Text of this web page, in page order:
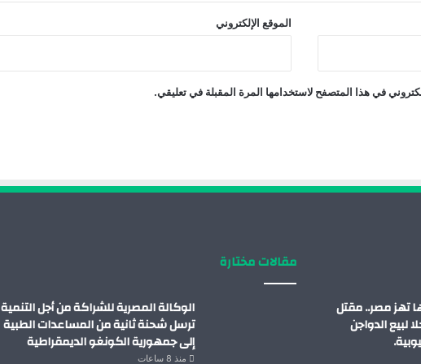
الموقع الإلكتروني
في هذا المتصفح لاستخدامها المرة المقبلة في تعليقي.
تهز مصر.. مقتل
لبيع الدواجن
مقالات مختارة
الوكالة المصرية للشراكة من أجل التنمية
ترسل شحنة ثانية من المساعدات الطبية
إلى جمهورية الكونغو الديمقراطية
منذ 8 ساعات